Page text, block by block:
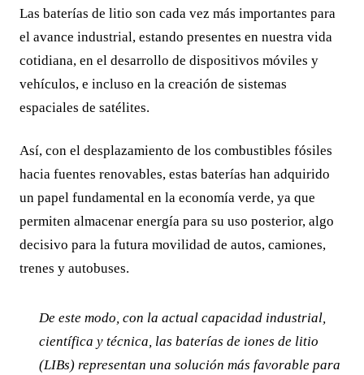
Las baterías de litio son cada vez más importantes para
el avance industrial, estando presentes en nuestra vida
cotidiana, en el desarrollo de dispositivos móviles y
vehículos, e incluso en la creación de sistemas
espaciales de satélites.
Así, con el desplazamiento de los combustibles fósiles
hacia fuentes renovables, estas baterías han adquirido
un papel fundamental en la economía verde, ya que
permiten almacenar energía para su uso posterior, algo
decisivo para la futura movilidad de autos, camiones,
trenes y autobuses.
De este modo, con la actual capacidad industrial,
científica y técnica, las baterías de iones de litio
(LIBs) representan una solución más favorable para